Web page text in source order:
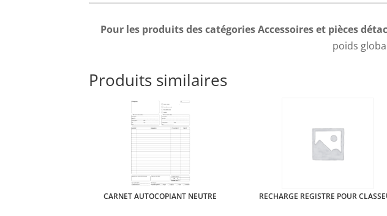
Pour les produits des catégories Accessoires et pièces
poids
Produits similaires
CARNET AUTOCOPIANT NEUTRE RECHARGE REGISTRE POUR